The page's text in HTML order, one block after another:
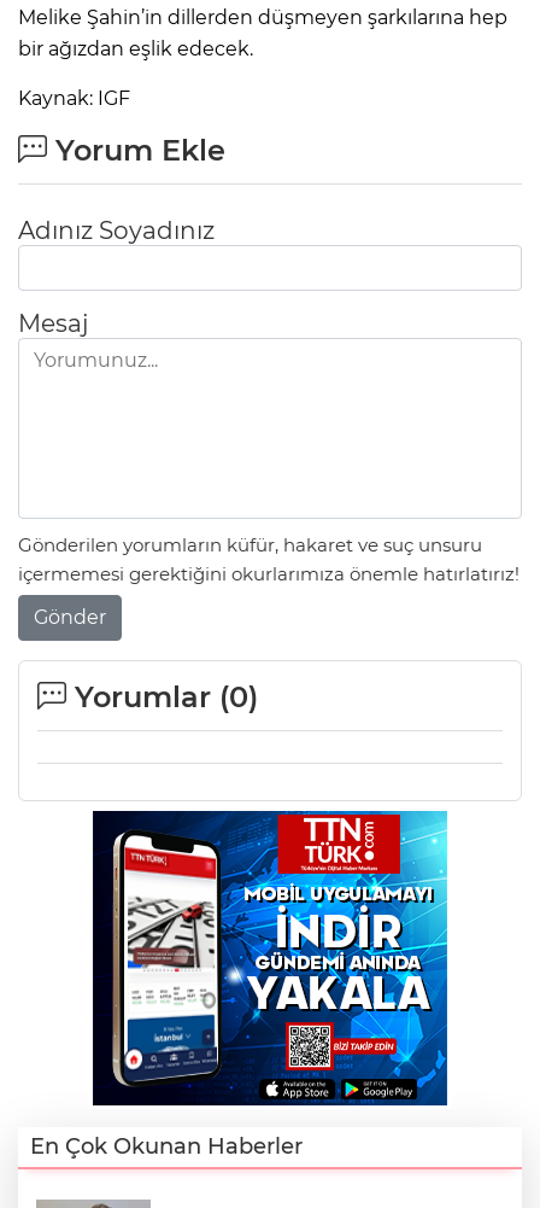
Melike Şahin’in dillerden düşmeyen şarkılarına hep
bir ağızdan eşlik edecek.
Kaynak: IGF
Yorum Ekle
Adınız Soyadınız
Mesaj
Gönderilen yorumların küfür, hakaret ve suç unsuru
içermemesi gerektiğini okurlarımıza önemle hatırlatırız!
Gönder
Yorumlar (0)
En Çok Okunan Haberler